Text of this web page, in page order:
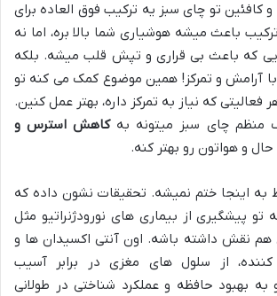
کافئین تو چای سبز یه ترکیب فوق العاده برای
باعث میشه هوشیاری شما بالا بره، اما نه
که باعث بی قراری و تپش قلب میشه. بلکه
آرامش و تمرکز! همین موضوع کمک می کنه تو
فعالیتی که نیاز به تمرکز داره، بهتر عمل کنین.
منظم چای سبز میتونه بهکاهش استرس و
و هواتون رو بهتر کنه.
اینجا ختم نمیشه. تحقیقات نشون داده که
تو پیشگیری از بیماری های نورودژنراتیو مثل
هم نقش داشته باشه. اون آنتی اکسیدان ها و
از سلول های مغزی در برابر آسیب
بهبود حافظه و عملکرد شناختی در طولانی